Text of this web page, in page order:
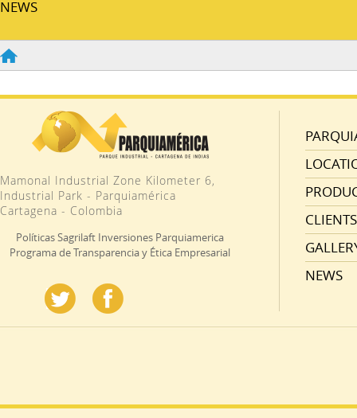
NEWS
Mamonal Industrial Zone Kilometer 6,
Industrial Park - Parquiamérica
Cartagena - Colombia
Políticas Sagrilaft Inversiones Parquiamerica
Programa de Transparencia y Ética Empresarial
CLIENTS
NEWS